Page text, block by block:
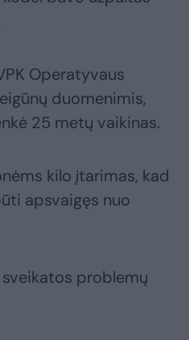
Operatyvaus
duomenimis,
25 metų vaikinas.
kilo įtarimas, kad
apsvaigęs nuo
problemų